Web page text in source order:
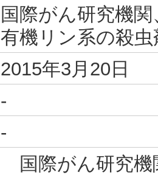
国際がん研究機
有機リン系の殺
2015年3月20日
-
-
国際がん研究機